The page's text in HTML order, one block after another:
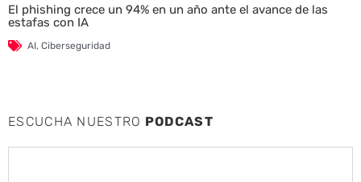
El phishing crece un 94% en un año ante el avance de las
estafas con IA
AI, Ciberseguridad
ESCUCHA NUESTRO PODCAST